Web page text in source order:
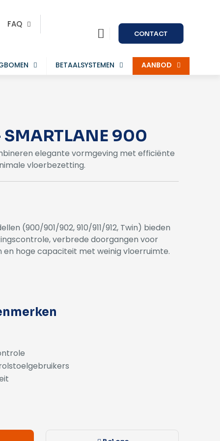
FAQ
CONTACT
BETAALSYSTEMEN AANBOD
SMARTLANE 900
elegante vormgeving met efficiënte
vloerbezetting.
(900/901/902, 910/911/912, Twin) bieden
verbrede doorgangen voor
hoge capaciteit met weinig vloerruimte.